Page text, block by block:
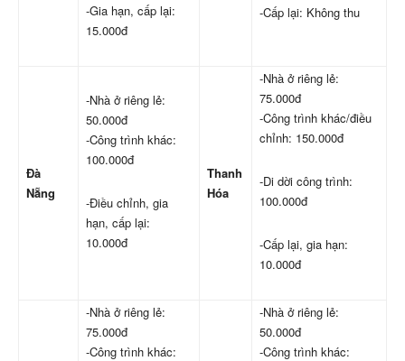
-Gia hạn, cấp lại:
15.000đ
-Cấp lại: Không thu
Đà
Nẵng
-Nhà ở riêng lẻ:
50.000đ
-Công trình khác:
100.000đ
-Điều chỉnh, gia
hạn, cấp lại:
10.000đ
Thanh
Hóa
-Nhà ở riêng lẻ:
75.000đ
-Công trình khác/điều
chỉnh: 150.000đ
-Di dời công trình:
100.000đ
-Cấp lại, gia hạn:
10.000đ
-Nhà ở riêng lẻ:
75.000đ
-Công trình khác:
-Nhà ở riêng lẻ:
50.000đ
-Công trình khác: